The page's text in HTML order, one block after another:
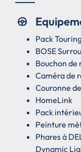
Pack
BOSE
Bouchon de
Caméra de
Couronne
HomeLink
Pack
Peinture
Phares à
Dynamic